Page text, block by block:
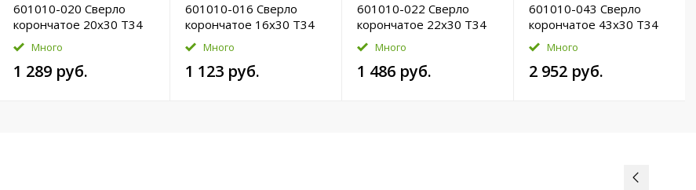
601010-020 Сверло
корончатое 20х30 T34
HSS-Pro
Много
1 289 руб.
601010-016 Сверло
корончатое 16х30 T34
HSS-Pro
Много
1 123 руб.
601010-022 Сверло
корончатое 22х30 T34
HSS-Pro
Много
1 486 руб.
601010-043 Сверло
корончатое 43х30 T34
HSS-Pro
Много
2 952 руб.